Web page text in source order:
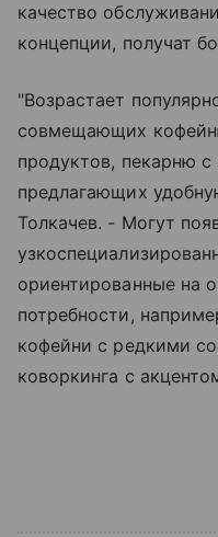
качество
концепции, получат
"Возрастает
совмещающих
продуктов, пекарню
предлагающих
Толкачев. - Могут
ориентированные на
потребности,
кофейни с редкими
коворкинга с